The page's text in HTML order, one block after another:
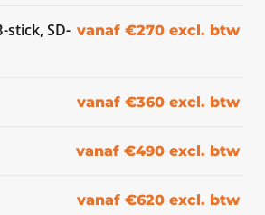
stick, SD- vanaf €270 excl. btw
vanaf €360 excl. btw
vanaf €490 excl. btw
vanaf €620 excl. btw